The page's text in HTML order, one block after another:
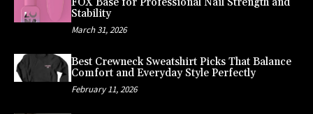
Stability
March 31, 2026
Best Crewneck Sweatshirt Picks That Balance
Comfort and Everyday Style Perfectly
February 11, 2026